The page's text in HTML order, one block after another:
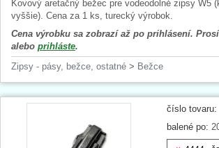
Kovový aretačný bežec pre vodeodolné zipsy W5
vyššie). Cena za 1 ks, turecký výrobok.
Cena výrobku sa zobrazí až po prihlásení.
alebo prihláste.
Zipsy - pásy, bežce, ostatné > Bežce
číslo tovaru:
balené po: